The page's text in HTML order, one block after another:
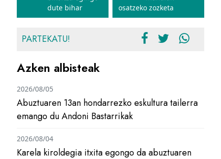
dute bihar
osatzeko zozketa
PARTEKATU!
Azken albisteak
Abuztuaren 13an hondarrezko eskultura tailerra
emango du Andoni Bastarrikak
2026/08/05
Karela kiroldegia itxita egongo da abuztuaren
2026/08/04